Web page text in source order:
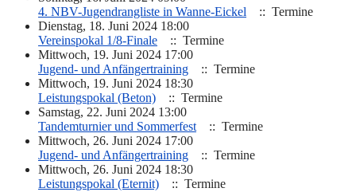
4. NBV-Jugendrangliste in Wanne-Eickel
:: Termine
Dienstag, 18. Juni 2024 18:00
Vereinspokal 1/8-Finale
:: Termine
Mittwoch, 19. Juni 2024 17:00
Jugend- und Anfängertraining
:: Termine
Mittwoch, 19. Juni 2024 18:30
Leistungspokal (Beton)
:: Termine
Samstag, 22. Juni 2024 13:00
Tandemturnier und Sommerfest
:: Termine
Mittwoch, 26. Juni 2024 17:00
Jugend- und Anfängertraining
:: Termine
Mittwoch, 26. Juni 2024 18:30
Leistungspokal (Eternit)
:: Termine